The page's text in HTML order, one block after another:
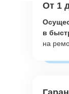
в
на
От 1